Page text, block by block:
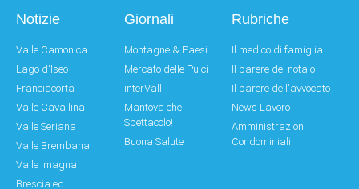
Notizie
Valle Camonica
Lago d'Iseo
Franciacorta
Valle Cavallina
Valle Seriana
Valle Brembana
Valle Imagna
Brescia ed
Giornali
Montagne & Paesi
Mercato delle Pulci
interValli
Mantova che
Spettacolo!
Buona Salute
Rubriche
Il medico di famiglia
Il parere del notaio
Il parere dell'avvocato
News Lavoro
Amministrazioni
Condominiali